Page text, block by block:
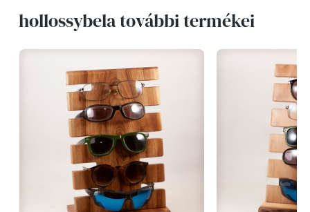
hollossybela további termékei